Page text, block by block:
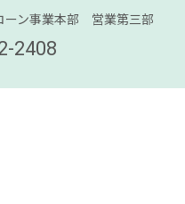
ーン事業本部 営業第三部
2408